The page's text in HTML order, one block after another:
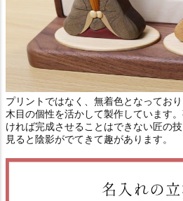
プリントではなく、無着色となってお
木目の個性を活かして製作しています
ければ完成させることはできない匠の
見ると陰影がでてきて趣があります。